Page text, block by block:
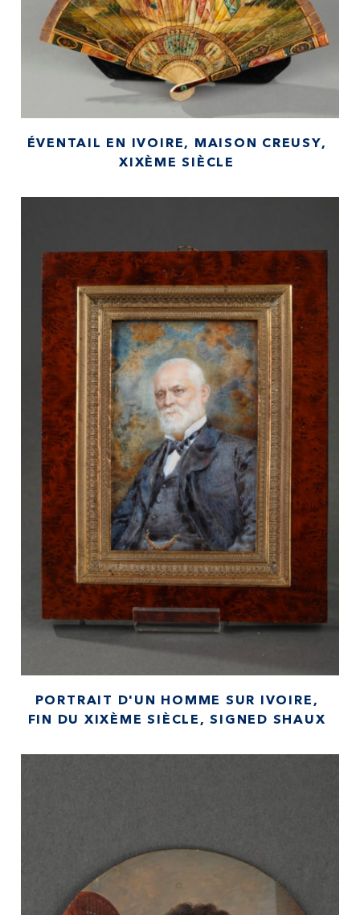
ÉVENTAIL EN IVOIRE, MAISON CREUSY,
XIXÈME SIÈCLE
PORTRAIT D'UN HOMME SUR IVOIRE,
FIN DU XIXÈME SIÈCLE, SIGNED SHAUX